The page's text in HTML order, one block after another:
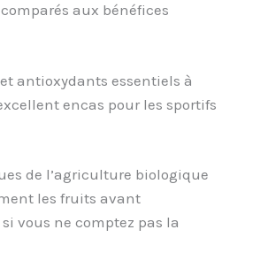
aux bénéfices
antioxydants essentiels à
encas pour les sportifs
de l’agriculture biologique
les fruits avant
vous ne comptez pas la